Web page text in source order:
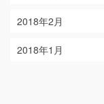
2018年2月
2018年1月